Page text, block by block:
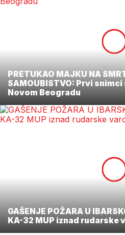
PRETUKAO MAJKU NA
SAMOUBISTVO: Prvi
Novom Beogradu
GAŠENJE POŽARA U
KA-32 MUP iznad rudarske